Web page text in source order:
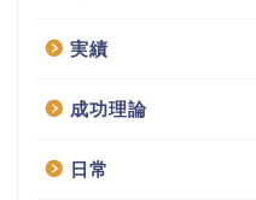
実績
成功理論
日常